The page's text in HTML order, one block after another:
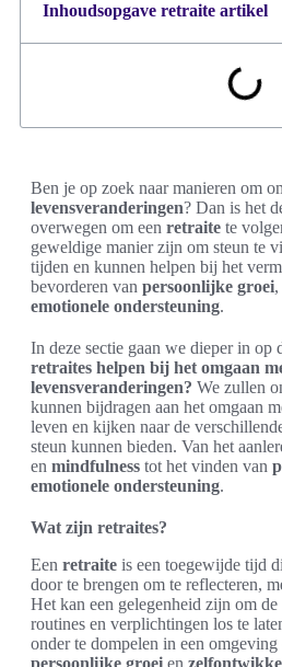
Inhoudsopgave retraite artikel
Ben je op zoek naar manieren om
levensveranderingen? Dan is het
overwegen om een retraite te
geweldige manier zijn om steun te
tijden en kunnen helpen bij het
bevorderen van persoonlijke groei
emotionele ondersteuning.
In deze sectie gaan we dieper in op
retraites helpen bij het omgaan
levensveranderingen? We zullen
kunnen bijdragen aan het omgaan
leven en kijken naar de
steun kunnen bieden. Van het
en mindfulness tot het vinden van
emotionele ondersteuning.
Wat zijn retraites?
Een retraite is een toegewijde tijd
door te brengen om te reflecteren,
Het kan een gelegenheid zijn om
routines en verplichtingen los te
onder te dompelen in een